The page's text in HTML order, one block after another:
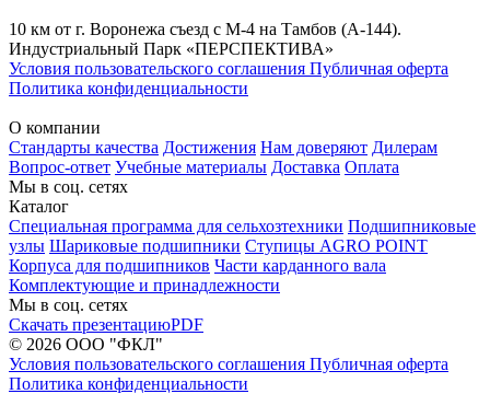
10 км от г. Воронежа съезд с М-4 на Тамбов (А-144).
Индустриальный Парк «ПЕРСПЕКТИВА»
Условия пользовательского соглашения Публичная оферта
Политика конфиденциальности
О компании
Стандарты качества Достижения Нам доверяют Дилерам
Вопрос-ответ Учебные материалы Доставка Оплата
Мы в соц. сетях
Каталог
Специальная программа для сельхозтехники Подшипниковые
узлы Шариковые подшипники Ступицы AGRO POINT
Корпуса для подшипников Части карданного вала
Комплектующие и принадлежности
Мы в соц. сетях
Скачать презентациюPDF
© 2026 ООО "ФКЛ"
Условия пользовательского соглашения Публичная оферта
Политика конфиденциальности